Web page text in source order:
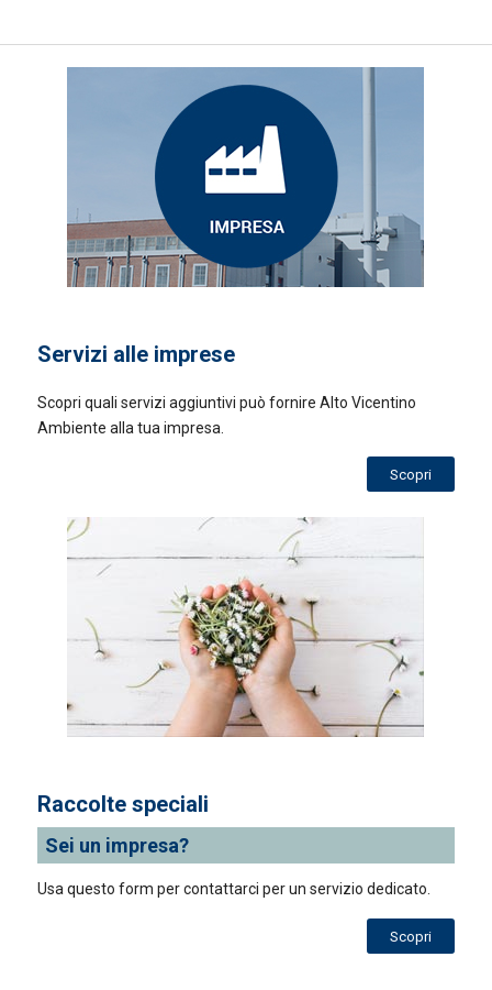
Servizi alle imprese
Scopri quali servizi aggiuntivi può fornire Alto Vicentino
Ambiente alla tua impresa.
Scopri
Raccolte speciali
Sei un impresa?
Usa questo form per contattarci per un servizio dedicato.
Scopri